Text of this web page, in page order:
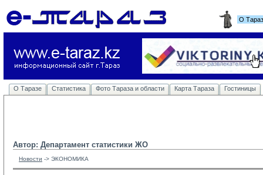
О
О Таразе Статистика Фото Тараза и области Карта Тараза Гостиницы
Автор: Департамент статистики ЖО
Новости -> ЭКОНОМИКА